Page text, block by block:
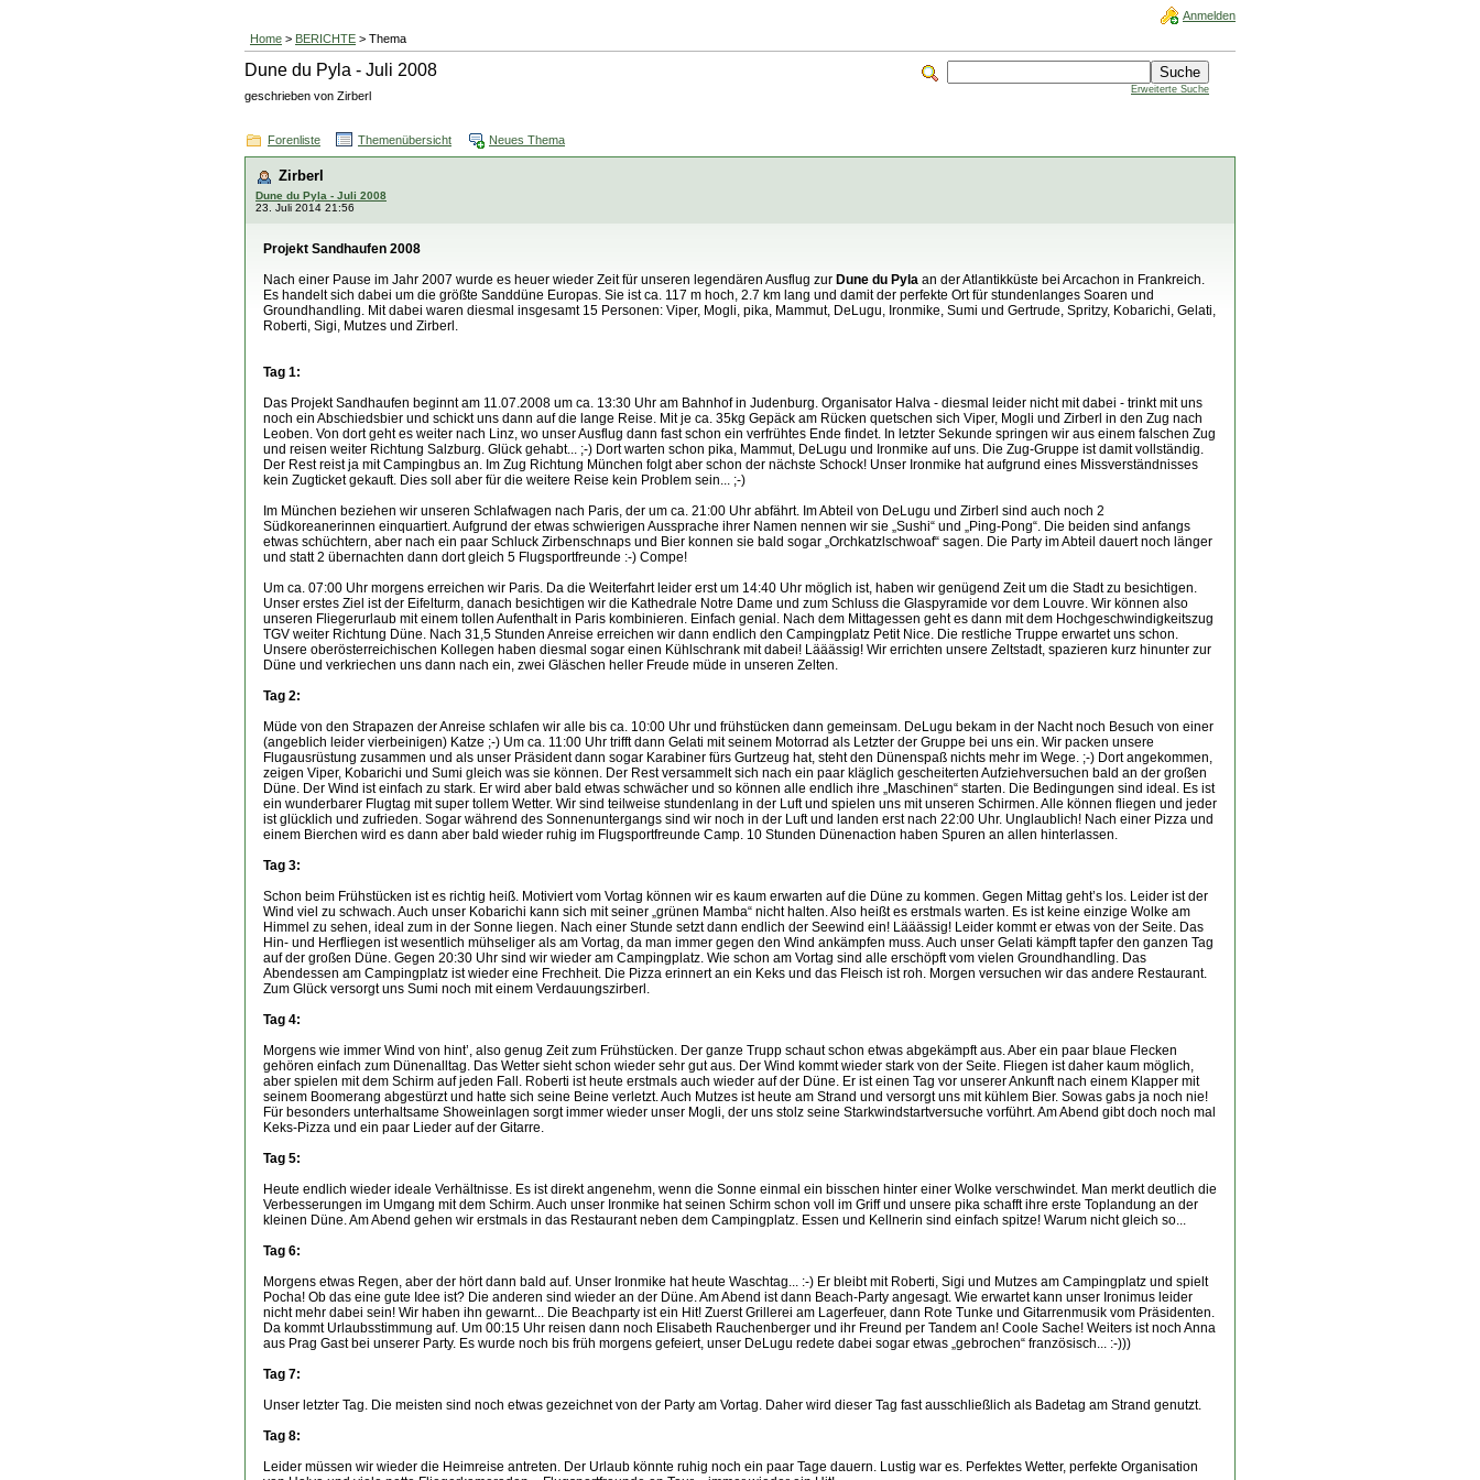
Anmelden
Home > BERICHTE > Thema
Erweiterte Suche
Dune du Pyla - Juli 2008
geschrieben von Zirberl
Forenliste Themenübersicht Neues Thema
Zirberl
Dune du Pyla - Juli 2008
23. Juli 2014 21:56
Projekt Sandhaufen 2008
Nach einer Pause im Jahr 2007 wurde es heuer wieder Zeit für unseren legendären Ausflug zur Dune du Pyla an der Atlantikküste bei Arcachon in Frankreich.
Es handelt sich dabei um die größte Sanddüne Europas. Sie ist ca. 117 m hoch, 2.7 km lang und damit der perfekte Ort für stundenlanges Soaren und
Groundhandling. Mit dabei waren diesmal insgesamt 15 Personen: Viper, Mogli, pika, Mammut, DeLugu, Ironmike, Sumi und Gertrude, Spritzy, Kobarichi, Gelati,
Roberti, Sigi, Mutzes und Zirberl.
Tag 1:
Das Projekt Sandhaufen beginnt am 11.07.2008 um ca. 13:30 Uhr am Bahnhof in Judenburg. Organisator Halva - diesmal leider nicht mit dabei - trinkt mit uns
noch ein Abschiedsbier und schickt uns dann auf die lange Reise. Mit je ca. 35kg Gepäck am Rücken quetschen sich Viper, Mogli und Zirberl in den Zug nach
Leoben. Von dort geht es weiter nach Linz, wo unser Ausflug dann fast schon ein verfrühtes Ende findet. In letzter Sekunde springen wir aus einem falschen Zug
und reisen weiter Richtung Salzburg. Glück gehabt... ;-) Dort warten schon pika, Mammut, DeLugu und Ironmike auf uns. Die Zug-Gruppe ist damit vollständig.
Der Rest reist ja mit Campingbus an. Im Zug Richtung München folgt aber schon der nächste Schock! Unser Ironmike hat aufgrund eines Missverständnisses
kein Zugticket gekauft. Dies soll aber für die weitere Reise kein Problem sein... ;-)
Im München beziehen wir unseren Schlafwagen nach Paris, der um ca. 21:00 Uhr abfährt. Im Abteil von DeLugu und Zirberl sind auch noch 2
Südkoreanerinnen einquartiert. Aufgrund der etwas schwierigen Aussprache ihrer Namen nennen wir sie „Sushi“ und „Ping-Pong“. Die beiden sind anfangs
etwas schüchtern, aber nach ein paar Schluck Zirbenschnaps und Bier konnen sie bald sogar „Orchkatzlschwoaf“ sagen. Die Party im Abteil dauert noch länger
und statt 2 übernachten dann dort gleich 5 Flugsportfreunde :-) Compe!
Um ca. 07:00 Uhr morgens erreichen wir Paris. Da die Weiterfahrt leider erst um 14:40 Uhr möglich ist, haben wir genügend Zeit um die Stadt zu besichtigen.
Unser erstes Ziel ist der Eifelturm, danach besichtigen wir die Kathedrale Notre Dame und zum Schluss die Glaspyramide vor dem Louvre. Wir können also
unseren Fliegerurlaub mit einem tollen Aufenthalt in Paris kombinieren. Einfach genial. Nach dem Mittagessen geht es dann mit dem Hochgeschwindigkeitszug
TGV weiter Richtung Düne. Nach 31,5 Stunden Anreise erreichen wir dann endlich den Campingplatz Petit Nice. Die restliche Truppe erwartet uns schon.
Unsere oberösterreichischen Kollegen haben diesmal sogar einen Kühlschrank mit dabei! Lääässig! Wir errichten unsere Zeltstadt, spazieren kurz hinunter zur
Düne und verkriechen uns dann nach ein, zwei Gläschen heller Freude müde in unseren Zelten.
Tag 2:
Müde von den Strapazen der Anreise schlafen wir alle bis ca. 10:00 Uhr und frühstücken dann gemeinsam. DeLugu bekam in der Nacht noch Besuch von einer
(angeblich leider vierbeinigen) Katze ;-) Um ca. 11:00 Uhr trifft dann Gelati mit seinem Motorrad als Letzter der Gruppe bei uns ein. Wir packen unsere
Flugausrüstung zusammen und als unser Präsident dann sogar Karabiner fürs Gurtzeug hat, steht den Dünenspaß nichts mehr im Wege. ;-) Dort angekommen,
zeigen Viper, Kobarichi und Sumi gleich was sie können. Der Rest versammelt sich nach ein paar kläglich gescheiterten Aufziehversuchen bald an der großen
Düne. Der Wind ist einfach zu stark. Er wird aber bald etwas schwächer und so können alle endlich ihre „Maschinen“ starten. Die Bedingungen sind ideal. Es ist
ein wunderbarer Flugtag mit super tollem Wetter. Wir sind teilweise stundenlang in der Luft und spielen uns mit unseren Schirmen. Alle können fliegen und jeder
ist glücklich und zufrieden. Sogar während des Sonnenuntergangs sind wir noch in der Luft und landen erst nach 22:00 Uhr. Unglaublich! Nach einer Pizza und
einem Bierchen wird es dann aber bald wieder ruhig im Flugsportfreunde Camp. 10 Stunden Dünenaction haben Spuren an allen hinterlassen.
Tag 3:
Schon beim Frühstücken ist es richtig heiß. Motiviert vom Vortag können wir es kaum erwarten auf die Düne zu kommen. Gegen Mittag geht’s los. Leider ist der
Wind viel zu schwach. Auch unser Kobarichi kann sich mit seiner „grünen Mamba“ nicht halten. Also heißt es erstmals warten. Es ist keine einzige Wolke am
Himmel zu sehen, ideal zum in der Sonne liegen. Nach einer Stunde setzt dann endlich der Seewind ein! Lääässig! Leider kommt er etwas von der Seite. Das
Hin- und Herfliegen ist wesentlich mühseliger als am Vortag, da man immer gegen den Wind ankämpfen muss. Auch unser Gelati kämpft tapfer den ganzen Tag
auf der großen Düne. Gegen 20:30 Uhr sind wir wieder am Campingplatz. Wie schon am Vortag sind alle erschöpft vom vielen Groundhandling. Das
Abendessen am Campingplatz ist wieder eine Frechheit. Die Pizza erinnert an ein Keks und das Fleisch ist roh. Morgen versuchen wir das andere Restaurant.
Zum Glück versorgt uns Sumi noch mit einem Verdauungszirberl.
Tag 4:
Morgens wie immer Wind von hint’, also genug Zeit zum Frühstücken. Der ganze Trupp schaut schon etwas abgekämpft aus. Aber ein paar blaue Flecken
gehören einfach zum Dünenalltag. Das Wetter sieht schon wieder sehr gut aus. Der Wind kommt wieder stark von der Seite. Fliegen ist daher kaum möglich,
aber spielen mit dem Schirm auf jeden Fall. Roberti ist heute erstmals auch wieder auf der Düne. Er ist einen Tag vor unserer Ankunft nach einem Klapper mit
seinem Boomerang abgestürzt und hatte sich seine Beine verletzt. Auch Mutzes ist heute am Strand und versorgt uns mit kühlem Bier. Sowas gabs ja noch nie!
Für besonders unterhaltsame Showeinlagen sorgt immer wieder unser Mogli, der uns stolz seine Starkwindstartversuche vorführt. Am Abend gibt doch noch mal
Keks-Pizza und ein paar Lieder auf der Gitarre.
Tag 5:
Heute endlich wieder ideale Verhältnisse. Es ist direkt angenehm, wenn die Sonne einmal ein bisschen hinter einer Wolke verschwindet. Man merkt deutlich die
Verbesserungen im Umgang mit dem Schirm. Auch unser Ironmike hat seinen Schirm schon voll im Griff und unsere pika schafft ihre erste Toplandung an der
kleinen Düne. Am Abend gehen wir erstmals in das Restaurant neben dem Campingplatz. Essen und Kellnerin sind einfach spitze! Warum nicht gleich so...
Tag 6:
Morgens etwas Regen, aber der hört dann bald auf. Unser Ironmike hat heute Waschtag... :-) Er bleibt mit Roberti, Sigi und Mutzes am Campingplatz und spielt
Pocha! Ob das eine gute Idee ist? Die anderen sind wieder an der Düne. Am Abend ist dann Beach-Party angesagt. Wie erwartet kann unser Ironimus leider
nicht mehr dabei sein! Wir haben ihn gewarnt... Die Beachparty ist ein Hit! Zuerst Grillerei am Lagerfeuer, dann Rote Tunke und Gitarrenmusik vom Präsidenten.
Da kommt Urlaubsstimmung auf. Um 00:15 Uhr reisen dann noch Elisabeth Rauchenberger und ihr Freund per Tandem an! Coole Sache! Weiters ist noch Anna
aus Prag Gast bei unserer Party. Es wurde noch bis früh morgens gefeiert, unser DeLugu redete dabei sogar etwas „gebrochen“ französisch... :-)))
Tag 7:
Unser letzter Tag. Die meisten sind noch etwas gezeichnet von der Party am Vortag. Daher wird dieser Tag fast ausschließlich als Badetag am Strand genutzt.
Tag 8:
Leider müssen wir wieder die Heimreise antreten. Der Urlaub könnte ruhig noch ein paar Tage dauern. Lustig war es. Perfektes Wetter, perfekte Organisation